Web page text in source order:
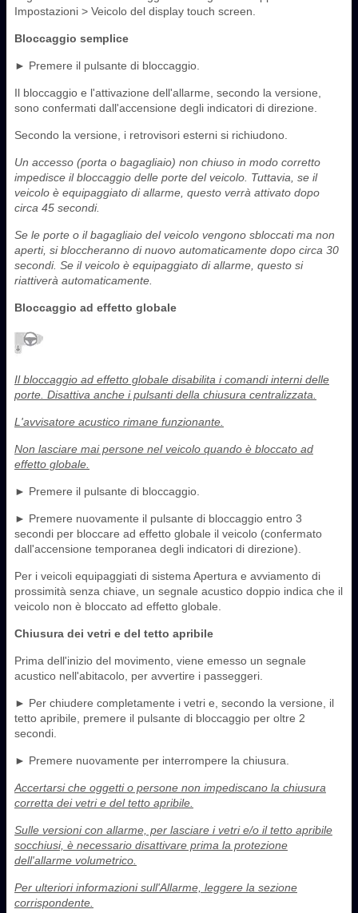
Impostazioni > Veicolo del display touch screen.
Bloccaggio semplice
► Premere il pulsante di bloccaggio.
Il bloccaggio e l'attivazione dell'allarme, secondo la versione,
sono confermati dall'accensione degli indicatori di direzione.
Secondo la versione, i retrovisori esterni si richiudono.
Un accesso (porta o bagagliaio) non chiuso in modo corretto
impedisce il bloccaggio delle porte del veicolo. Tuttavia, se il
veicolo è equipaggiato di allarme, questo verrà attivato dopo
circa 45 secondi.
Se le porte o il bagagliaio del veicolo vengono sbloccati ma non
aperti, si bloccheranno di nuovo automaticamente dopo circa 30
secondi. Se il veicolo è equipaggiato di allarme, questo si
riattiverà automaticamente.
Bloccaggio ad effetto globale
Il bloccaggio ad effetto globale disabilita i comandi interni delle
porte. Disattiva anche i pulsanti della chiusura centralizzata.
L'avvisatore acustico rimane funzionante.
Non lasciare mai persone nel veicolo quando è bloccato ad
effetto globale.
► Premere il pulsante di bloccaggio.
► Premere nuovamente il pulsante di bloccaggio entro 3
secondi per bloccare ad effetto globale il veicolo (confermato
dall'accensione temporanea degli indicatori di direzione).
Per i veicoli equipaggiati di sistema Apertura e avviamento di
prossimità senza chiave, un segnale acustico doppio indica che il
veicolo non è bloccato ad effetto globale.
Chiusura dei vetri e del tetto apribile
Prima dell'inizio del movimento, viene emesso un segnale
acustico nell'abitacolo, per avvertire i passeggeri.
► Per chiudere completamente i vetri e, secondo la versione, il
tetto apribile, premere il pulsante di bloccaggio per oltre 2
secondi.
► Premere nuovamente per interrompere la chiusura.
Accertarsi che oggetti o persone non impediscano la chiusura
corretta dei vetri e del tetto apribile.
Sulle versioni con allarme, per lasciare i vetri e/o il tetto apribile
socchiusi, è necessario disattivare prima la protezione
dell'allarme volumetrico.
Per ulteriori informazioni sull'Allarme, leggere la sezione
corrispondente.